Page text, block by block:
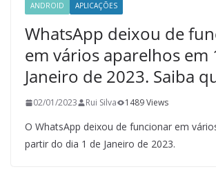
ANDROID APLICAÇÕES
WhatsApp deixou de
em vários aparelhos em
Janeiro de 2023. Saiba
02/01/2023 Rui Silva 1489 Views
O WhatsApp deixou de funcionar em
partir do dia 1 de Janeiro de 2023.